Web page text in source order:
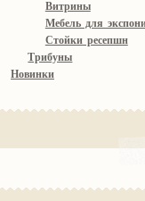
Витрины
Мебель для
Стойки ресепшн
Трибуны
Новинки